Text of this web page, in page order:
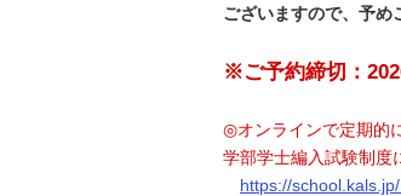
ございますので、予め
※ご予約締切：
◎オンラインで定期的
学部学士編入試験制度
https://